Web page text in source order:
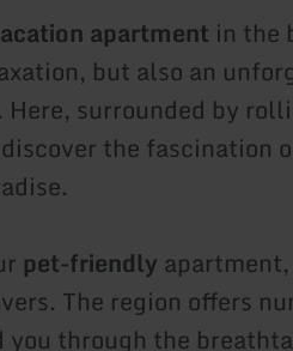
apartment in the
but also an
surrounded by
the fascination
pet-friendly
The region offers
through the